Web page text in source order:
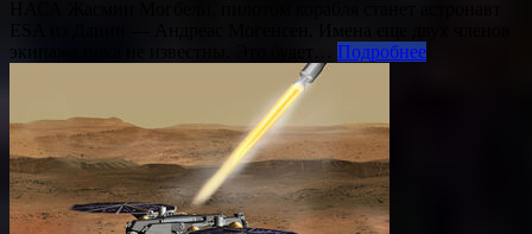
экипажа пока не известны. Это будет… Подробнее